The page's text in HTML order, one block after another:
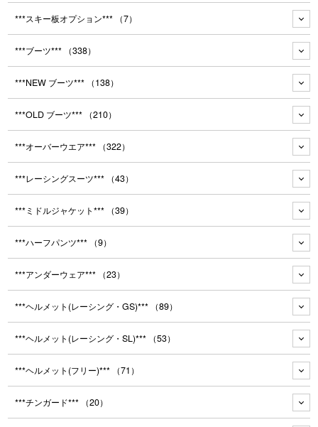
***スキー板オプション*** （7）
***ブーツ*** （338）
***NEW ブーツ*** （138）
***OLD ブーツ*** （210）
***オーバーウエア*** （322）
***レーシングスーツ*** （43）
***ミドルジャケット*** （39）
***ハーフパンツ*** （9）
***アンダーウェア*** （23）
***ヘルメット(レーシング・GS)*** （89）
***ヘルメット(レーシング・SL)*** （53）
***ヘルメット(フリー)*** （71）
***チンガード*** （20）